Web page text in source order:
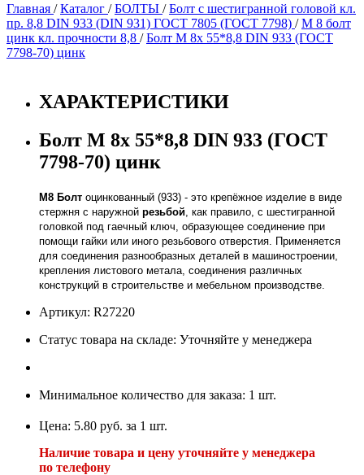
Главная /Каталог /БОЛТЫ /Болт с шестигранной головой кл.
пр. 8,8 DIN 933 (DIN 931) ГОСТ 7805 (ГОСТ 7798) /М 8 болт
цинк кл. прочности 8,8 /Болт М 8х 55*8,8 DIN 933 (ГОСТ
7798-70) цинк
ХАРАКТЕРИСТИКИ
Болт М 8х 55*8,8 DIN 933 (ГОСТ
7798-70) цинк
М8 Болт оцинкованный (933) - это крепёжное изделие в виде
стержня с наружной резьбой , как правило, с шестигранной
головкой под гаечный ключ, образующее соединение при
помощи гайки или иного резьбового отверстия. Применяется
для соединения разнообразных деталей в машиностроении,
крепления листового метала, соединения различных
конструкций в строительстве и мебельном производстве.
Артикул: R27220
Статус товара на складе: Уточняйте у менеджера
Минимальное количество для заказа: 1 шт.
Цена: 5.80 руб. за 1 шт.
Наличие товара и цену уточняйте у менеджера
по телефону